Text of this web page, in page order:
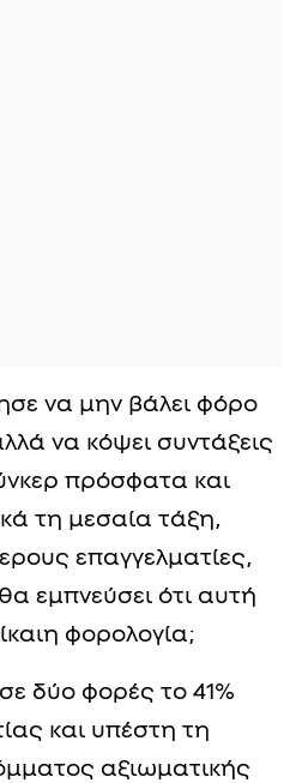
να μην βάλει φόρο
να κόψει συντάξεις
πρόσφατα και
τη μεσαία τάξη,
επαγγελματίες,
εμπνεύσει ότι αυτή
φορολογία;
δύο φορές το 41%
και υπέστη τη
αξιωματικής